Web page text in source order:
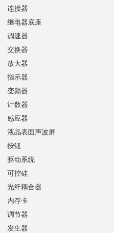
连接器
继电器底座
调速器
交换器
放大器
指示器
变频器
计数器
感应器
液晶表面声波屏
按钮
驱动系统
可控硅
光纤耦合器
内存卡
调节器
发生器